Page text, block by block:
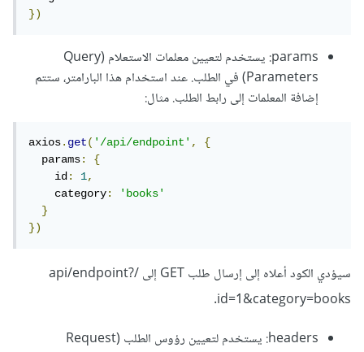
})
params: يستخدم لتعيين معلمات الاستعلام (Query
Parameters) في الطلب. عند استخدام هذا البارامتر، ستتم
إضافة المعلمات إلى رابط الطلب. مثال:
axios.get('/api/endpoint',
{
  params
:
{
    id
: 1,
    category
:
'books'
}
})
سيؤدي الكود أعلاه إلى إرسال طلب GET إلى /api/endpoint?
id=1&category=books.
headers: يستخدم لتعيين رؤوس الطلب (Request